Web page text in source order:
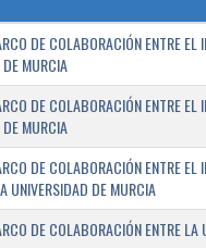
DE COLABORACIÓN ENTRE
MURCIA
DE COLABORACIÓN ENTRE
MURCIA
DE COLABORACIÓN ENTRE
UNIVERSIDAD DE MURCIA
DE COLABORACIÓN ENTRE